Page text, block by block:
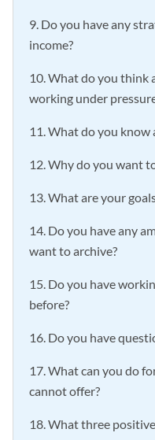
9. Do you have any
income?
10. What do you think
working under
11. What do you know
12. Why do you want
13. What are your
14. Do you have any
want to archive?
15. Do you have
before?
16. Do you have
17. What can you do
cannot offer?
18. What three